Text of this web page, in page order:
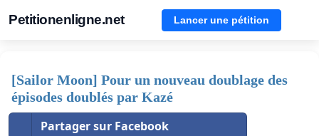
Petitionenligne.net Lancer une pétition
[Sailor Moon] Pour un nouveau doublage des
épisodes doublés par Kazé
Partager sur Facebook